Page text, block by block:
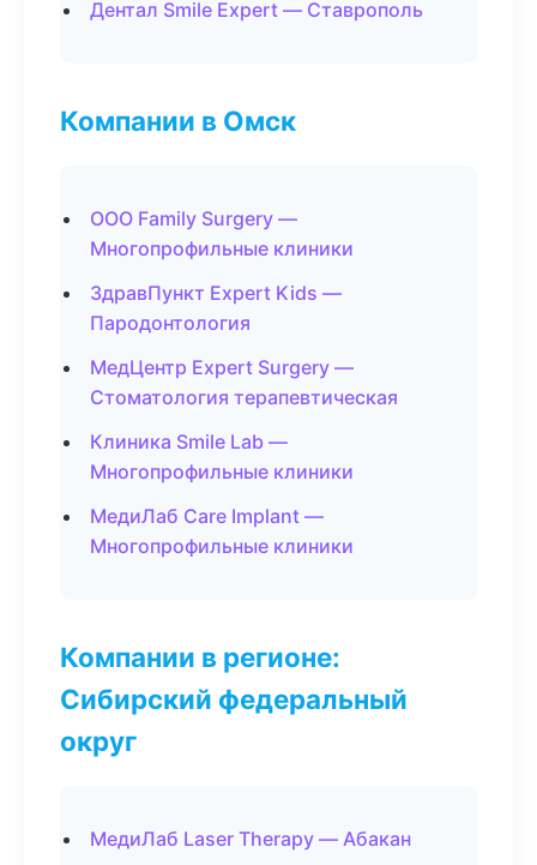
Дентал Smile Expert — Ставрополь
Компании в Омск
ООО Family Surgery —
Многопрофильные клиники
ЗдравПункт Expert Kids —
Пародонтология
МедЦентр Expert Surgery —
Стоматология терапевтическая
Клиника Smile Lab —
Многопрофильные клиники
МедиЛаб Care Implant —
Многопрофильные клиники
Компании в регионе:
Сибирский федеральный
округ
МедиЛаб Laser Therapy — Абакан